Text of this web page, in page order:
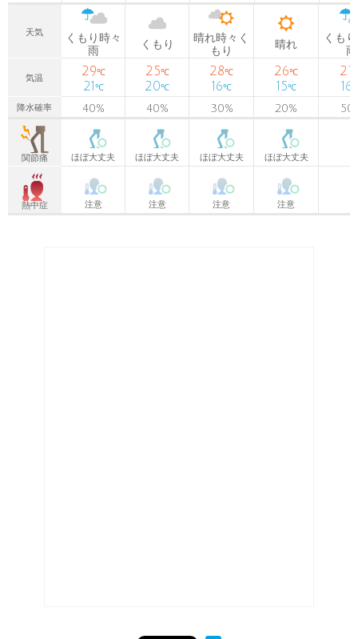
天気
くもり時々
雨
くもり
晴れ時々く
もり
晴れ
くも
雨
気温 29℃
21 ℃
25℃
20℃
28℃
16℃
26℃
15℃
27
16
降水確率 40% 40% 30% 20% 50
関節痛 ほぼ大丈夫 ほぼ大丈夫 ほぼ大丈夫 ほぼ大丈夫
熱中症 注意 注意 注意 注意